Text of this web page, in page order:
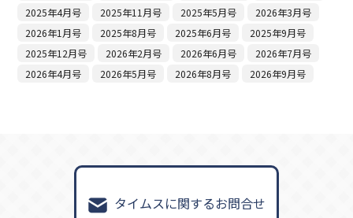
2025年4月号
2025年11月号 2025年5月号
2026年3月号
2026年1月号
2025年8月号 2025年6月号
2025年9月号
2025年12月号
2026年2月号 2026年6月号
2026年7月号
2026年4月号
2026年5月号 2026年8月号 2026年9月号
タイムスに関するお問合せ